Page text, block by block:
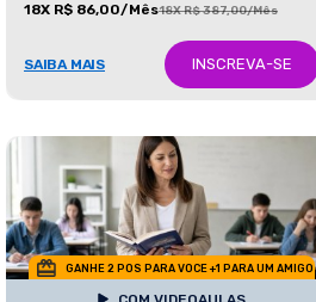
18X R$ 86,00/Mês18X R$ 387,00/Mês
SAIBA MAIS INSCREVA-SE
GANHE 2 POS PARA VOCE +1 PARA UM AMIGO